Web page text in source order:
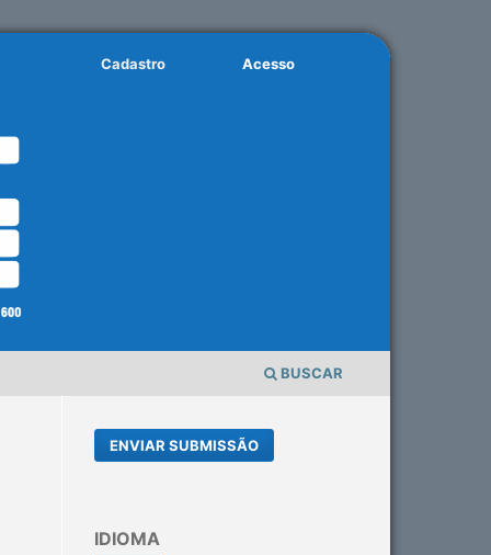
BUSCAR
Cadastro Acesso
ENVIAR SUBMISSÃO
IDIOMA